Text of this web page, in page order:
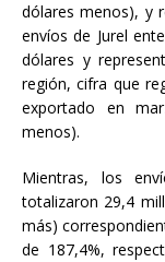
dólares menos), y
envíos de Jurel
dólares y
región, cifra que
exportado en
menos).
Mientras, los
totalizaron 29,4
más)
de 187,4%,